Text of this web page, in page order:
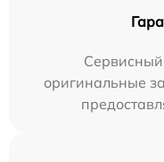
Сервисный
оригинальные